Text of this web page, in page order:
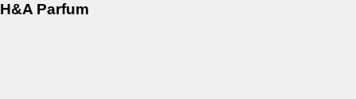
H&A Parfum